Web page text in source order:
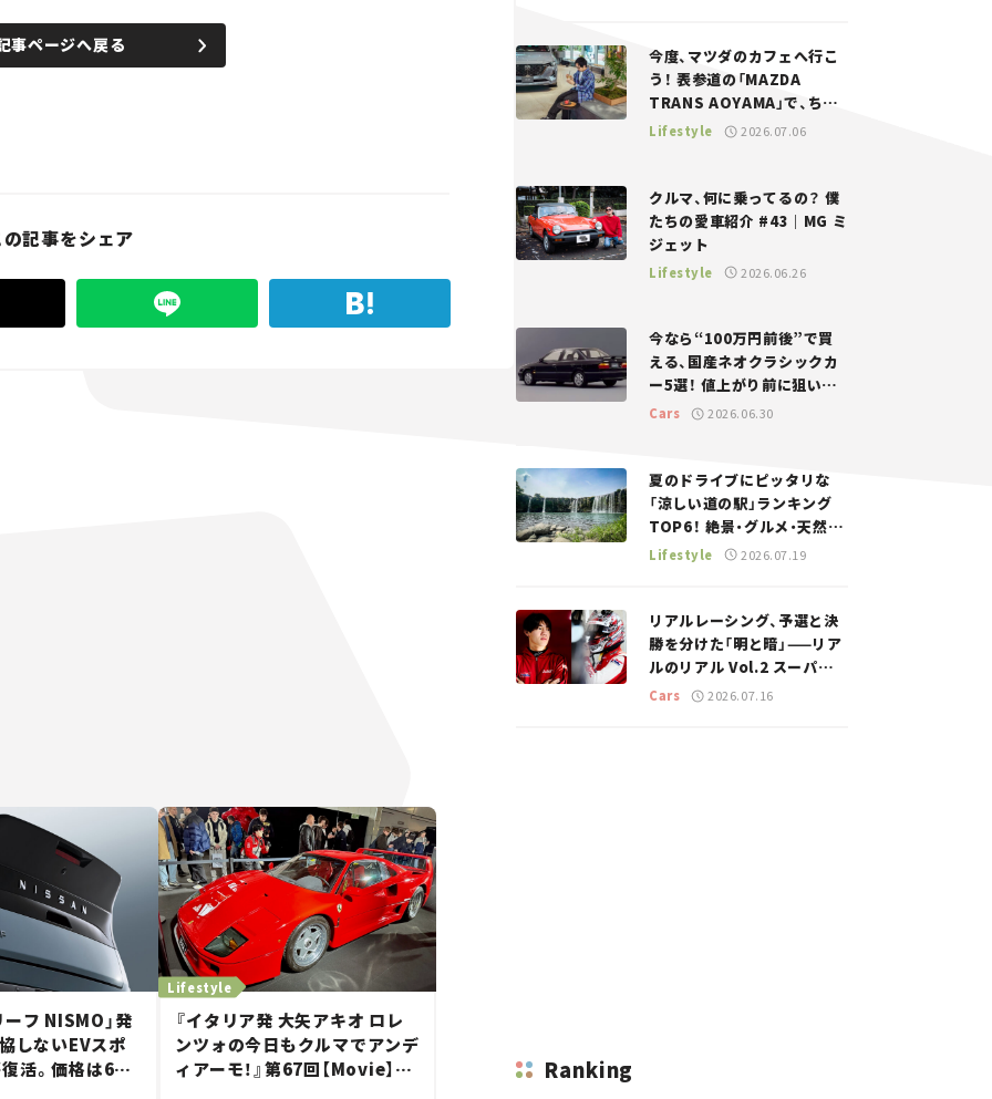
事ページへ戻る
の記事をシェア
ーフ NISMO」発
しないEVスポ
活。価格は660
Lifestyle
『イタリア発 大矢アキオ ロレ
ンツォの今日もクルマでアンデ
ィアーモ！』第67回【Movie】
今度、マツダのカフェへ行こ
う！ 表参道の「MAZDA
TRANS AOYAMA」で、ちょ
っとひと息。——連載｜CCG
Lifestyle 2026.07.06
クルマ、何に乗ってるの？ 僕
たちの愛車紹介 #43｜MG ミ
ジェット
Lifestyle 2026.06.26
今なら“100万円前後”で買
える、国産ネオクラシックカ
ー5選！ 値上がり前に狙いた
い、中古車探しをお手伝い――ち
Cars 2026.06.30
夏のドライブにピッタリな
「涼しい道の駅」ランキング
TOP6！ 絶景・グルメ・天然ク
ーラーなど、避暑におすすめ
Lifestyle 2026.07.19
リアルレーシング、予選と決
勝を分けた「明と暗」——リア
ルのリアル Vol.2 スーパー
GT 2026開幕戦 岡山国際サ
Cars 2026.07.16
Ranking